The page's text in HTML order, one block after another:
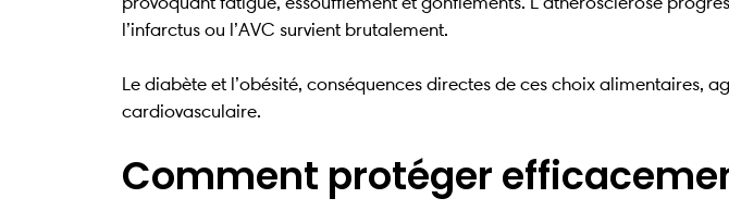
l’infarctus ou l’AVC survient brutalement.
Le diabète et l’obésité, conséquences directes de ces choix alimentaires,
cardiovasculaire.
Comment protéger